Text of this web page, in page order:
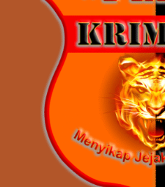
Disclaimer
Privacy Policy
Pedoman Media
sukma.co.id
kominfo.co.id
expost.co.id